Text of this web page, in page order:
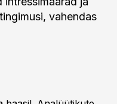
vahendas